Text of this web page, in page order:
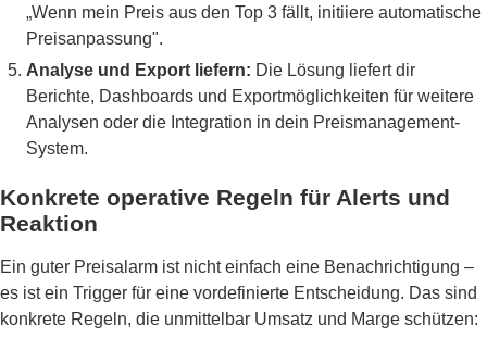
„Wenn mein Preis aus den Top 3 fällt, initiiere automatische
Preisanpassung".
Analyse und Export liefern: Die Lösung liefert dir
Berichte, Dashboards und Exportmöglichkeiten für weitere
Analysen oder die Integration in dein Preismanagement-
System.
Konkrete operative Regeln für Alerts und
Reaktion
Ein guter Preisalarm ist nicht einfach eine Benachrichtigung –
es ist ein Trigger für eine vordefinierte Entscheidung. Das sind
konkrete Regeln, die unmittelbar Umsatz und Marge schützen: